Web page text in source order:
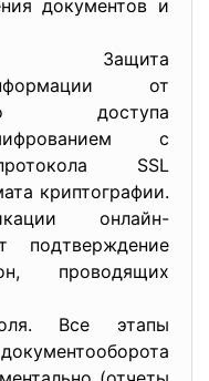
документов и
Защита
от
доступа
с
SSL
криптографии.
онлайн-
подтверждение
проводящих
Все этапы